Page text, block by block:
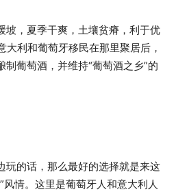
坡，夏季干爽，土壤贫瘠，利于优
大利和葡萄牙移民在那里聚居后，
葡萄酒，并维持“葡萄酒之乡”的
玩的话，那么最好的选择就是来这
风情。这里是葡萄牙人和意大利人